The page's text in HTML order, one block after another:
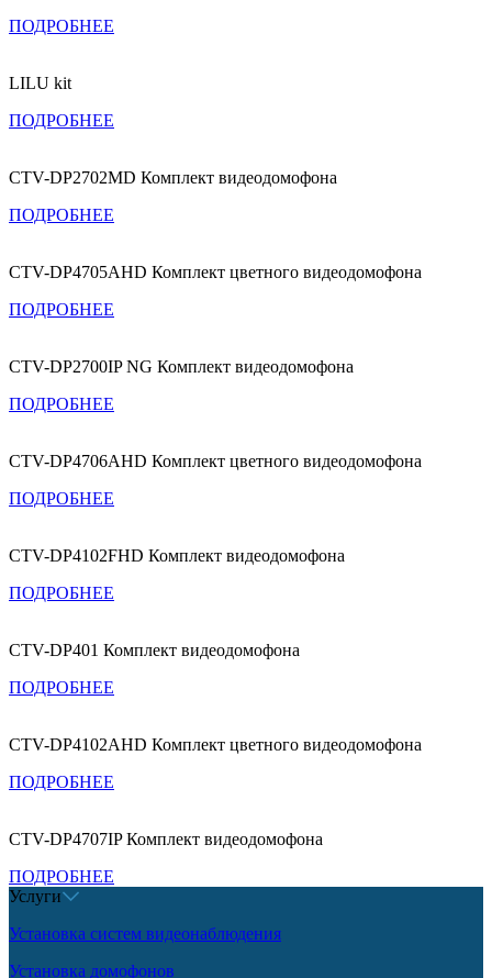
ПОДРОБНЕЕ
LILU kit
ПОДРОБНЕЕ
CTV-DP2702MD Комплект видеодомофона
ПОДРОБНЕЕ
CTV-DP4705AHD Комплект цветного видеодомофона
ПОДРОБНЕЕ
CTV-DP2700IP NG Комплект видеодомофона
ПОДРОБНЕЕ
CTV-DP4706AHD Комплект цветного видеодомофона
ПОДРОБНЕЕ
CTV-DP4102FHD Комплект видеодомофона
ПОДРОБНЕЕ
CTV-DP401 Комплект видеодомофона
ПОДРОБНЕЕ
CTV-DP4102AHD Комплект цветного видеодомофона
ПОДРОБНЕЕ
CTV-DP4707IP Комплект видеодомофона
ПОДРОБНЕЕ
Услуги
Установка систем видеонаблюдения
Установка домофонов